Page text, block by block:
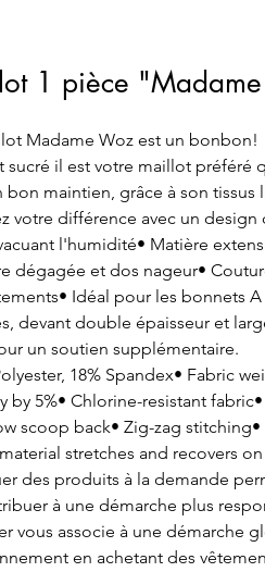
1 pièce
Madame Woz est un bonbon!
sucré il est votre maillot préféré
bon maintien, grâce à son tissus
votre différence avec un design
l'humidité• Matière
dégagée et dos nageur•
Idéal pour les bonnets
devant double épaisseur et
un soutien supplémentaire.
18% Spandex• Fabric
by 5%• Chlorine-resistant
scoop back• Zig-zag
stretches and recovers
des produits à la demande
à une démarche plus
vous associe à une démarche
en achetant des